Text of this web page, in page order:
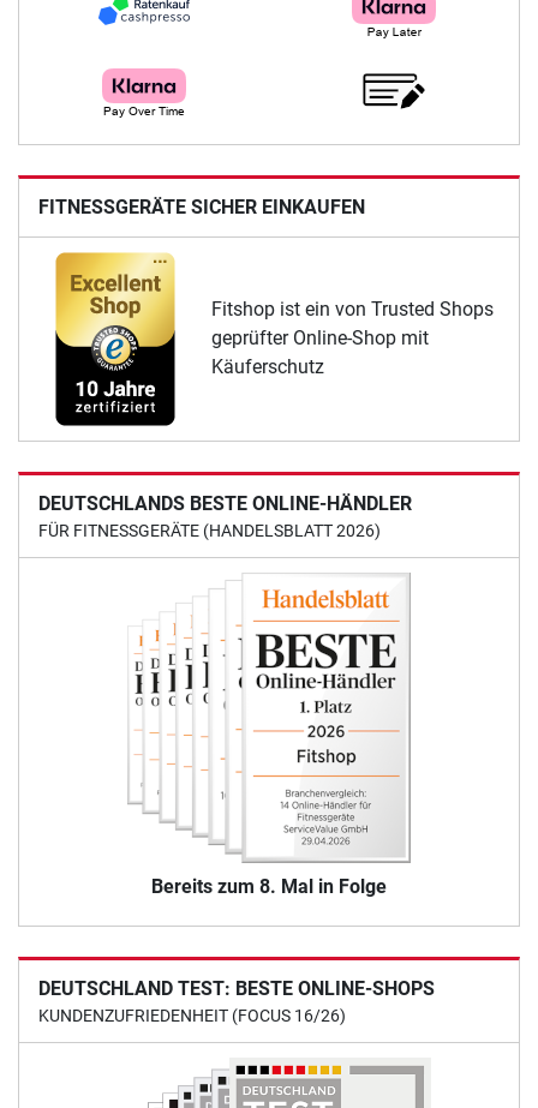
FITNESSGERÄTE SICHER EINKAUFEN
Fitshop ist ein von Trusted Shops
geprüfter Online-Shop mit
Käuferschutz
DEUTSCHLANDS BESTE ONLINE-HÄNDLER
FÜR FITNESSGERÄTE (HANDELSBLATT 2026)
Bereits zum 8. Mal in Folge
DEUTSCHLAND TEST: BESTE ONLINE-SHOPS
KUNDENZUFRIEDENHEIT (FOCUS 16/26)